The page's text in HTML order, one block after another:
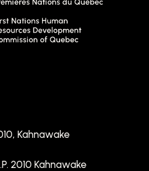
Kahnawake
2010 Kahnawake